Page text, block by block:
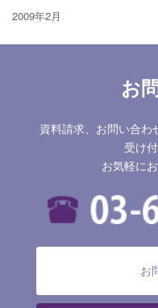
2009年2月
お
資料請求、お問い合わ
受け
お気軽に
お